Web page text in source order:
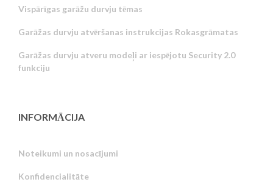
Vispārīgas garāžu durvju tēmas
Garāžas durvju atvēršanas instrukcijas Rokasgrāmatas
Garāžas durvju atveru modeļi ar iespējotu Security 2.0
funkciju
INFORMĀCIJA
Noteikumi un nosacījumi
Konfidencialitāte